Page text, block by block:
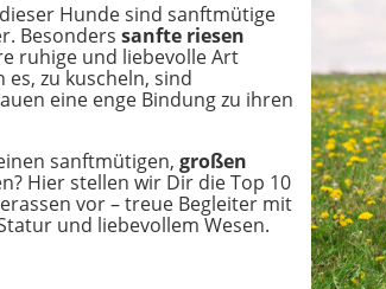
Hunde sind sanftmütige
Besonders sanfte riesen
ruhige und liebevolle Art
es, zu kuscheln, sind
eine enge Bindung zu ihren
sanftmütigen, großen
Hier stellen wir Dir die Top 10
vor – treue Begleiter mit
und liebevollem Wesen.